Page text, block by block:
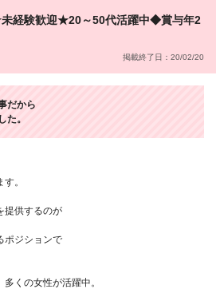
経験歓迎★20～50代活躍中◆賞与年2
掲載終了日：20/02/20
だから
た。
。
提供するのが
ポジションで
くの女性が活躍中。